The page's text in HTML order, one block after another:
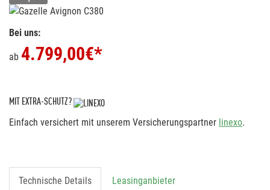
Bei uns:
ab 4.799,00€*
MIT EXTRA-SCHUTZ?
Einfach versichert mit unserem Versicherungspartner linexo.
Technische Details Leasinganbieter